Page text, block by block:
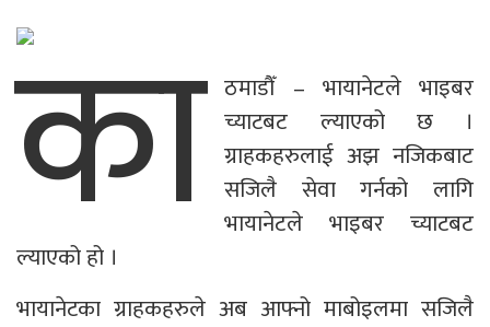
का ठमाडौँ – भायानेटले भाइबर
च्याटबट ल्याएको छ ।
ग्राहकहरुलाई अझ नजिकबाट
सजिलै सेवा गर्नको लागि
भायानेटले भाइबर च्याटबट
ल्याएको हो ।
भायानेटका ग्राहकहरुले अब आफ्नो माबोइलमा सजिलै